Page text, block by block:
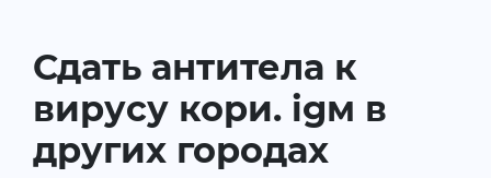
Сдать антитела к
вирусу кори. igм в
других городах